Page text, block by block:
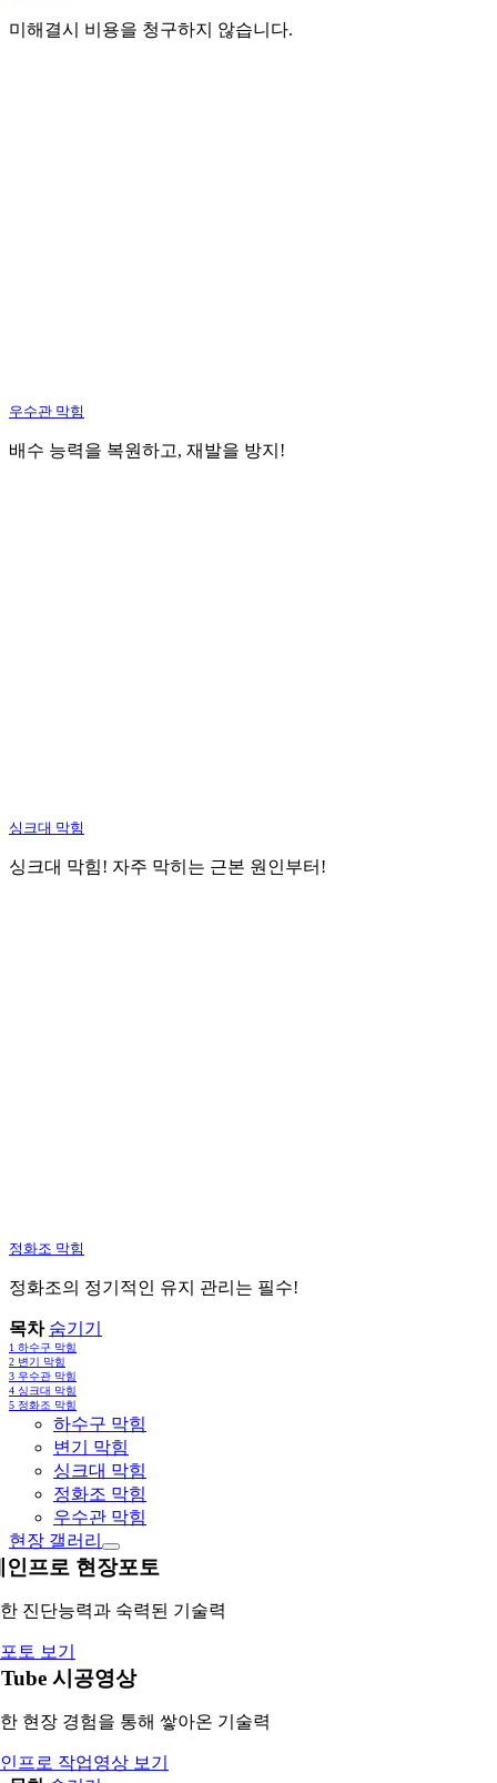
미해결시 비용을 청구하지 않습니다.
우수관 막힘
배수 능력을 복원하고, 재발을 방지!
싱크대 막힘
싱크대 막힘! 자주 막히는 근본 원인부터!
정화조 막힘
정화조의 정기적인 유지 관리는 필수!
목차 숨기기
1 하수구 막힘
2 변기 막힘
3 우수관 막힘
4 싱크대 막힘
5 정화조 막힘
하수구 막힘
변기 막힘
싱크대 막힘
정화조 막힘
우수관 막힘
현장 갤러리
인프로 현장포토
진단능력과 숙력된 기술력
토 보기
시공영상
현장 경험을 통해 쌓아온 기술력
프로 작업영상 보기